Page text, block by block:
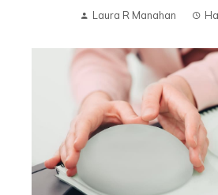
Laura R Manahan